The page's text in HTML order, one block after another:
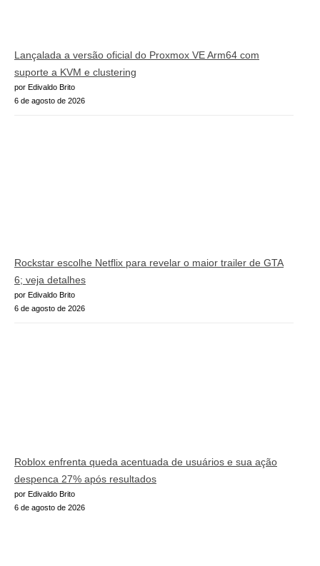
Lançalada a versão oficial do Proxmox VE Arm64 com
suporte a KVM e clustering
por Edivaldo Brito
6 de agosto de 2026
Rockstar escolhe Netflix para revelar o maior trailer de GTA
6; veja detalhes
por Edivaldo Brito
6 de agosto de 2026
Roblox enfrenta queda acentuada de usuários e sua ação
despenca 27% após resultados
por Edivaldo Brito
6 de agosto de 2026